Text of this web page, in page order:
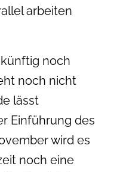
arbeiten
noch
noch nicht
lässt
Einführung des
wird es
noch eine